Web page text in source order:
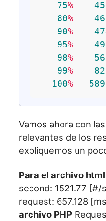
75%
80%
90%
95%
98%
99%
100%
Vamos ahora con
relevantes de los
expliquemos un
Para el archivo html
second: 1521.77
request: 657.128
archivo PHP